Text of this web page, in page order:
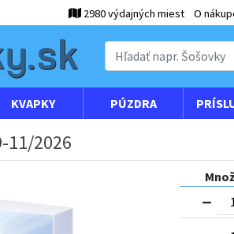
2980 výdajných miest O
KVAPKY PÚZDRA
11/2026